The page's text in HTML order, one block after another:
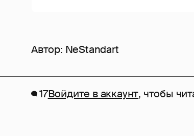
Автор: NeStandart
17Войдите в аккаунт, чтобы